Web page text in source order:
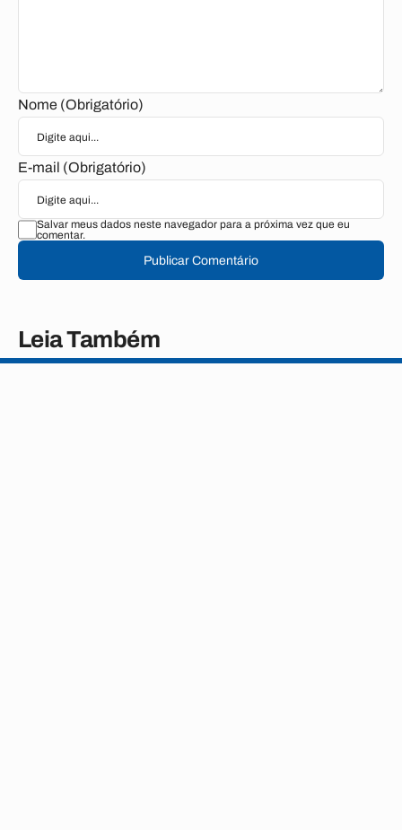
Nome (Obrigatório)
E-mail (Obrigatório)
Salvar meus dados neste navegador para a próxima vez que eu
comentar.
Publicar Comentário
Leia Também